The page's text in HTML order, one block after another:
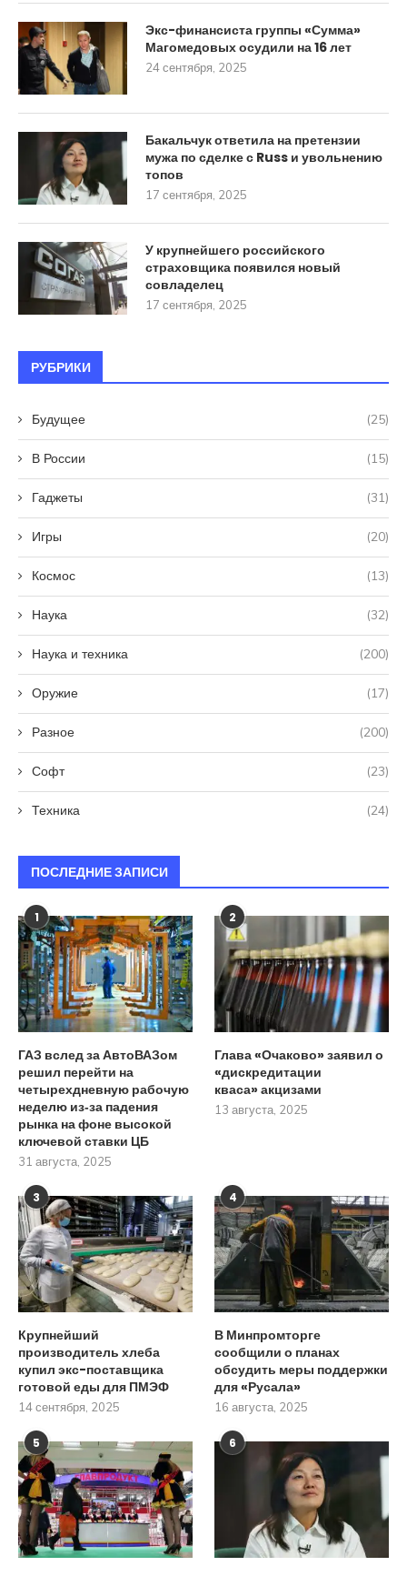
Экс-финансиста группы «Сумма»
Магомедовых осудили на 16 лет
24 сентября, 2025
Бакальчук ответила на претензии
мужа по сделке с Russ и увольнению
топов
17 сентября, 2025
У крупнейшего российского
страховщика появился новый
совладелец
17 сентября, 2025
РУБРИКИ
Будущее (25)
В России (15)
Гаджеты (31)
Игры (20)
Космос (13)
Наука (32)
Наука и техника (200)
Оружие (17)
Разное (200)
Софт (23)
Техника (24)
ПОСЛЕДНИЕ ЗАПИСИ
1
ГАЗ вслед за АвтоВАЗом
решил перейти на
четырехдневную рабочую
неделю из‑за падения
рынка на фоне высокой
ключевой ставки ЦБ
31 августа, 2025
2
Глава «Очаково» заявил о
«дискредитации
кваса» акцизами
13 августа, 2025
3
Крупнейший
производитель хлеба
купил экс-поставщика
готовой еды для ПМЭФ
14 сентября, 2025
4
В Минпромторге
сообщили о планах
обсудить меры поддержки
для «Русала»
16 августа, 2025
5 6